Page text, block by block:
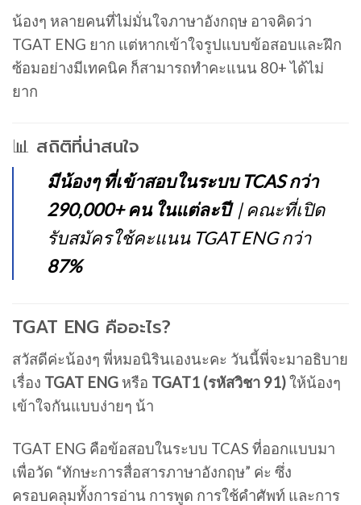
น้องๆ หลายคนที่ไม่มั่นใจภาษาอังกฤษ อาจคิดว่า
TGAT ENG ยาก แต่หากเข้าใจรูปแบบข้อสอบและฝึก
ซ้อมอย่างมีเทคนิค ก็สามารถทำคะแนน 80+ ได้ไม่
ยาก
📊 สถิติที่น่าสนใจ
มีน้องๆ ที่เข้าสอบในระบบ TCAS กว่า
290,000+ คน ในแต่ละปี| คณะที่เปิด
รับสมัครใช้คะแนน TGAT ENG กว่า
87%
TGAT ENG คืออะไร?
สวัสดีค่ะน้องๆ พี่หมอนิรินเองนะคะ วันนี้พี่จะมาอธิบาย
เรื่อง TGAT ENG หรือ TGAT1 (รหัสวิชา 91)ให้น้องๆ
เข้าใจกันแบบง่ายๆ น้า
TGAT ENG คือข้อสอบในระบบ TCAS ที่ออกแบบมา
เพื่อวัด “ทักษะการสื่อสารภาษาอังกฤษ” ค่ะ ซึ่ง
ครอบคลุมทั้งการอ่าน การพูด การใช้คำศัพท์ และการ